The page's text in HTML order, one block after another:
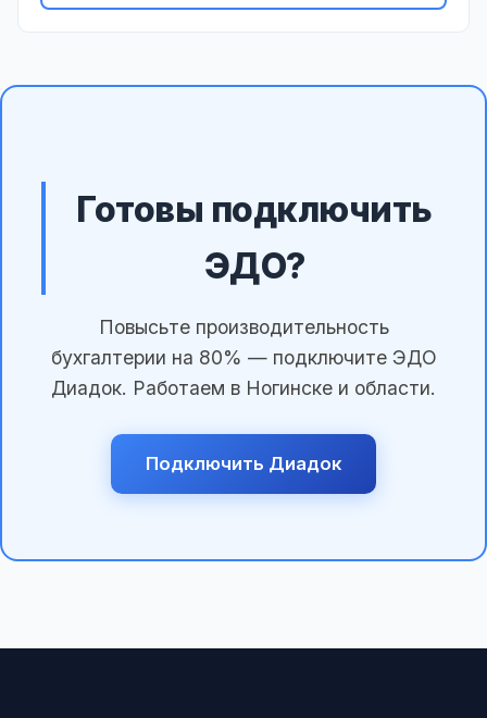
Готовы подключить
ЭДО?
Повысьте производительность
бухгалтерии на 80% — подключите ЭДО
Диадок. Работаем в Ногинске и области.
Подключить Диадок